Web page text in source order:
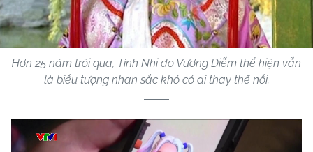
Hơn 25 năm trôi qua, Tình Nhi do Vương Diễm thể hiện vẫn
là biểu tượng nhan sắc khó có ai thay thế nổi.